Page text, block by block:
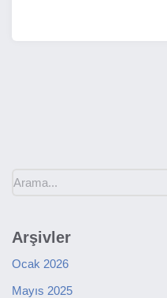
Arşivler
Ocak 2026
Mayıs 2025